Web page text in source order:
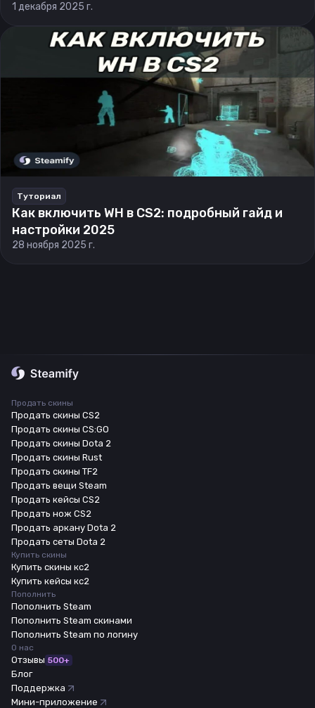
1 декабря 2025 г.
Туториал
Как включить WH в CS2: подробный гайд и
настройки 2025
28 ноября 2025 г.
Продать скины
Продать скины CS2
Продать скины CS:GO
Продать скины Dota 2
Продать скины Rust
Продать скины TF2
Продать вещи Steam
Продать кейсы CS2
Продать нож CS2
Продать аркану Dota 2
Продать сеты Dota 2
Купить скины
Купить скины кс2
Купить кейсы кс2
Пополнить
Пополнить Steam
Пополнить Steam скинами
Пополнить Steam по логину
О нас
Отзывы 500+
Блог
Поддержка
Мини-приложение